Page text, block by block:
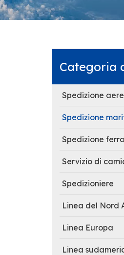
Categoria
Spedizione
Spedizione
Spedizione
Servizio di
Spedizioniere
Linea del Nord
Linea Europa
Linea